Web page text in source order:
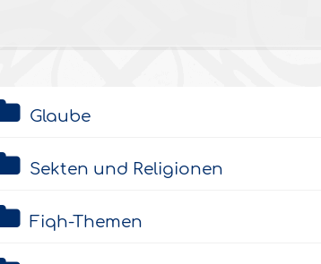
Glaube
Sekten und Religionen
Fiqh-Themen